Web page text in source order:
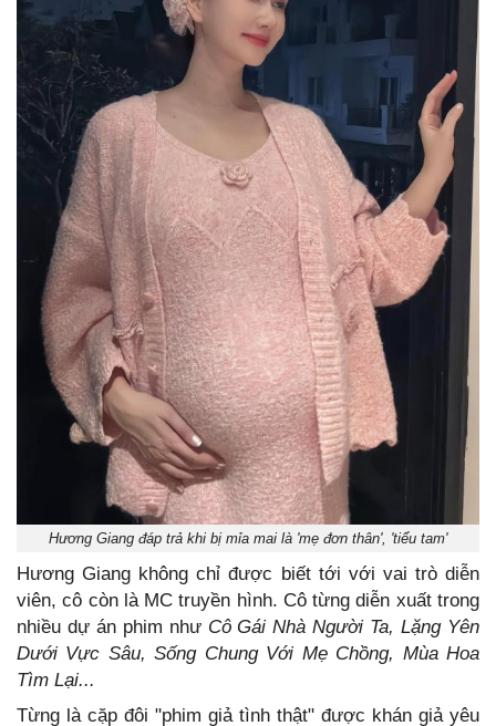
Hương Giang đáp trả khi bị mỉa mai là 'mẹ đơn thân', 'tiểu tam'
Hương Giang không chỉ được biết tới với vai trò diễn
viên, cô còn là MC truyền hình. Cô từng diễn xuất trong
nhiều dự án phim như Cô Gái Nhà Người Ta, Lặng Yên
Dưới Vực Sâu, Sống Chung Với Mẹ Chồng, Mùa Hoa
Tìm Lại...
Từng là cặp đôi "phim giả tình thật" được khán giả yêu